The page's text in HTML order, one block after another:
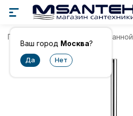
Ваш город Москва?
Главная Аксессуары для ванной